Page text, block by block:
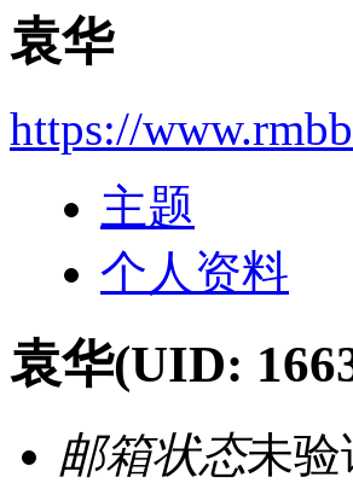
袁华
https://
主题
个人资料
袁华(UID:
邮箱状态未验